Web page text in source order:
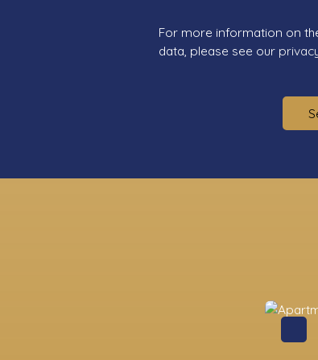
For more information on
data, please see our